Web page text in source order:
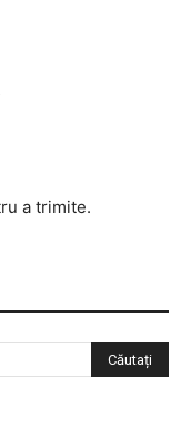
a trimite.